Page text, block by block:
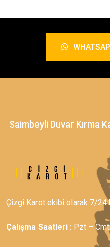
Saimbeyli Duvar Kırma
Çizgi Karot ekibi olarak 7/
Çalışma Saatleri : Pzt –